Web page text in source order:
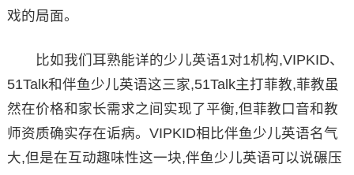
戏的局面。
比如我们耳熟能详的少儿英语1对1机构,VIPKID、
51Talk和伴鱼少儿英语这三家,51Talk主打菲教,菲教虽
然在价格和家长需求之间实现了平衡,但菲教口音和教
师资质确实存在诟病。VIPKID相比伴鱼少儿英语名气
大,但是在互动趣味性这一块,伴鱼少儿英语可以说碾压